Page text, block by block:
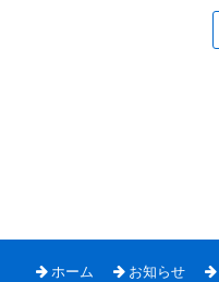
ホーム お知らせ